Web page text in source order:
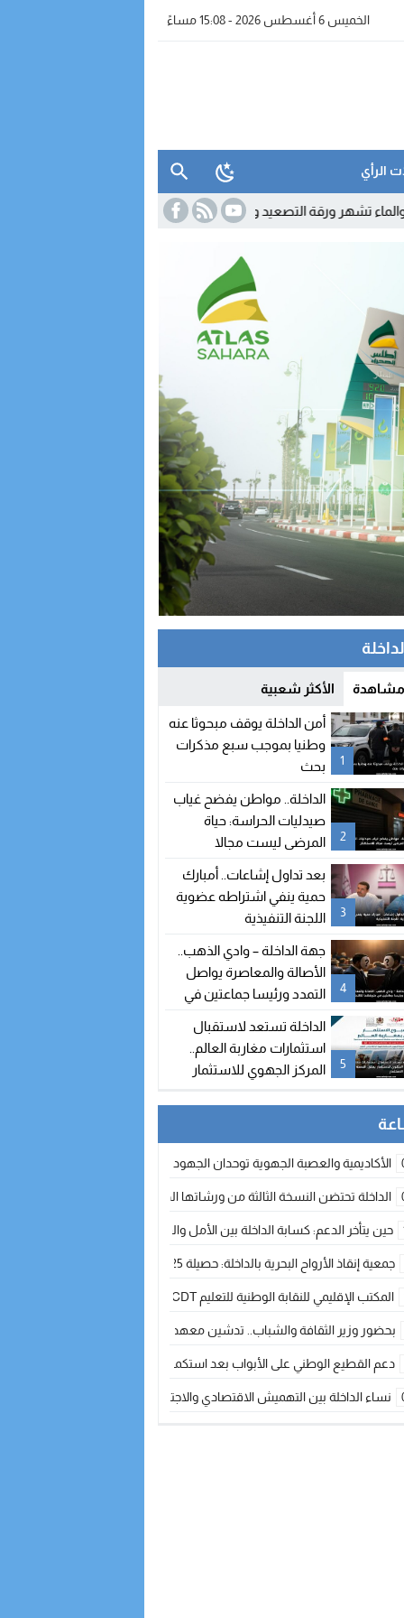
الخميس 6 أغسطس 2026 - 15:08 مساءً
الرأي
وتربط التهدئة بإخراج النظام الأساسي
مشاهدة الأكثر شعبية
1
أمن الداخلة يوقف مبحوثا عنه
وطنيا بموجب سبع مذكرات
بحث
2
الداخلة.. مواطن يفضح غياب
صيدليات الحراسة: حياة
المرضى ليست مجالا
3
بعد تداول إشاعات.. أمبارك
حمية ينفي اشتراطه عضوية
اللجنة التنفيذية
4
جهة الداخلة – وادي الذهب..
الأصالة والمعاصرة يواصل
التمدد ورئيسا جماعتين في
5
الداخلة تستعد لاستقبال
استثمارات مغاربة العالم..
المركز الجهوي للاستثمار
الأكاديمية والعصبة الجهوية توحدان الجهود لتطوير الممارسة الكروية بجهة
الداخلة تحتضن النسخة الثالثة من ورشاتها الدولية: تكوين متخصص في التراث
حين يتأخر الدعم: كسابة الداخلة بين الأمل والقلق ؟
جمعية إنقاذ الأرواح البحرية بالداخلة: حصيلة 2025 بين مهام الإنقاذ ومشروع “دار البحار”
المكتب الإقليمي للنقابة الوطنية للتعليم CDT يجتمع مع المدير الإقليمي لمناقشة ملفات جوهرية لنساء ورجال التعليم
بحضور وزير الثقافة والشباب.. تدشين معهد الموسيقى والفنون الكوريغرافية بالداخلة
دعم القطيع الوطني على الأبواب بعد استكمال الترقيم… الفلاحة المغربية
نساء الداخلة بين التهميش الاقتصادي والاجتماعي… في المؤسسات الإنتاجية